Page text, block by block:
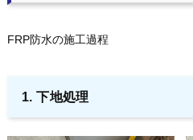
FRP防水の施工過程
1. 下地処理